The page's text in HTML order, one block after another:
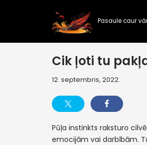
Pasaule caur
Cik ļoti tu
12. septembris, 2022.
Pūļa instinkts raksturo
emocijām vai darbībām.